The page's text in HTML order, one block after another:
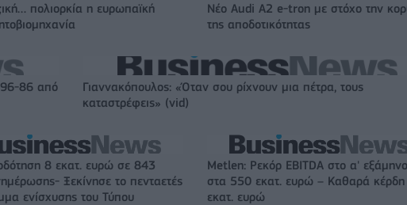
πολιορκία η ευρωπαϊκή
Νέο Audi A2 e-tron με στόχο την
της αποδοτικότητας
96-86 από
Γιαννακόπουλος: «Όταν σου ρίχνουν μια πέτρα, τους
καταστρέφεις» (vid)
8 εκατ. ευρώ σε 843
Ξεκίνησε το πενταετές
ενίσχυσης του Τύπου
Metlen: Ρεκόρ EBITDA στο α'
στα 550 εκατ. ευρώ – Καθαρά
εκατ. ευρώ